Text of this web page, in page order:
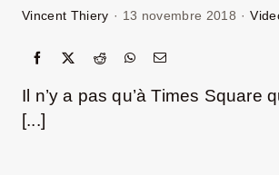
INVESTIR EN VELAY
Vincent Thiery · 13 novembre 2018 ·
Il n’y a pas qu’à Times Square
[...]